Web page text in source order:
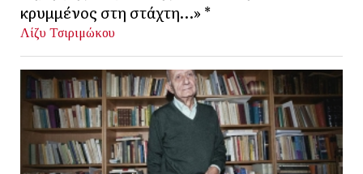
κρυμμένος στη στάχτη…» *
Λίζυ Τσιριμώκου